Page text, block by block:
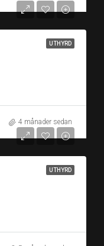
UTHYRD
4 månader sedan
UTHYRD